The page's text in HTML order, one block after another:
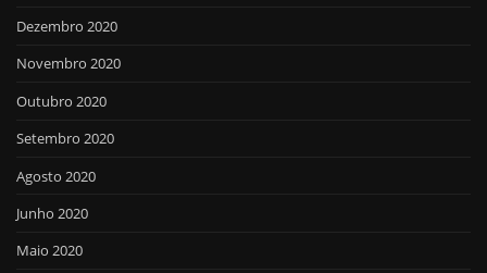
Dezembro 2020
Novembro 2020
Outubro 2020
Setembro 2020
Agosto 2020
Junho 2020
Maio 2020